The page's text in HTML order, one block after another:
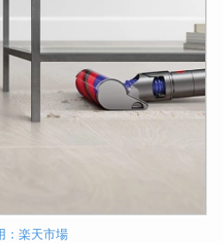
：楽天市場